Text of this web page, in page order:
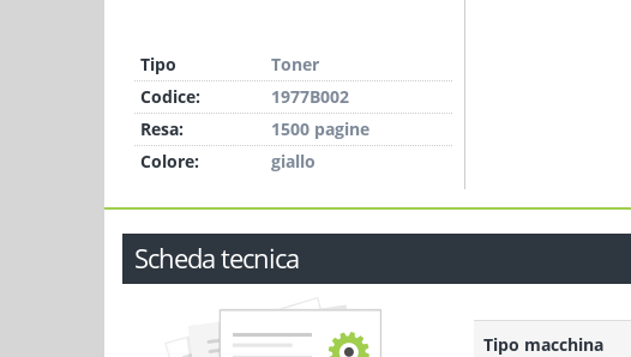
Tipo
Toner
Codice:
1977B002
Resa:
1500 pagine
Colore:
giallo
Scheda tecnica
Tipo macchina